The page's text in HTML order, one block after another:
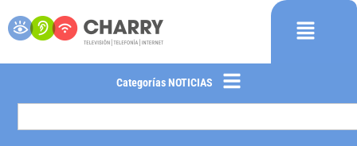
Categorías NOTICIAS